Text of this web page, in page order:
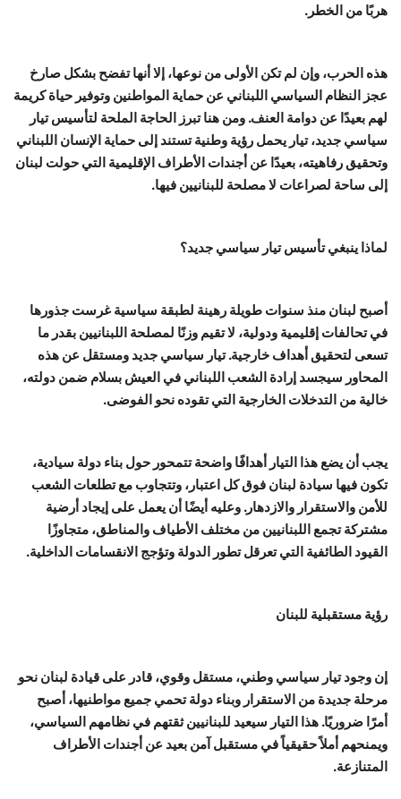
هربًا من الخطر.
هذه الحرب، وإن لم تكن الأولى من نوعها، إلا أنها تفضح بشكل صارخ
عجز النظام السياسي اللبناني عن حماية المواطنين وتوفير حياة كريمة
لهم بعيدًا عن دوامة العنف. ومن هنا تبرز الحاجة الملحة لتأسيس تيار
سياسي جديد، تيار يحمل رؤية وطنية تستند إلى حماية الإنسان اللبناني
وتحقيق رفاهيته، بعيدًا عن أجندات الأطراف الإقليمية التي حولت لبنان
إلى ساحة لصراعات لا مصلحة للبنانيين فيها.
لماذا ينبغي تأسيس تيار سياسي جديد؟
أصبح لبنان منذ سنوات طويلة رهينة لطبقة سياسية غرست جذورها
في تحالفات إقليمية ودولية، لا تقيم وزنًا لمصلحة اللبنانيين بقدر ما
تسعى لتحقيق أهداف خارجية. تيار سياسي جديد ومستقل عن هذه
المحاور سيجسد إرادة الشعب اللبناني في العيش بسلام ضمن دولته،
خالية من التدخلات الخارجية التي تقوده نحو الفوضى.
يجب أن يضع هذا التيار أهدافًا واضحة تتمحور حول بناء دولة سيادية،
تكون فيها سيادة لبنان فوق كل اعتبار، وتتجاوب مع تطلعات الشعب
للأمن والاستقرار والازدهار. وعليه أيضًا أن يعمل على إيجاد أرضية
مشتركة تجمع اللبنانيين من مختلف الأطياف والمناطق، متجاوزًا
القيود الطائفية التي تعرقل تطور الدولة وتؤجج الانقسامات الداخلية.
رؤية مستقبلية للبنان
إن وجود تيار سياسي وطني، مستقل وقوي، قادر على قيادة لبنان نحو
مرحلة جديدة من الاستقرار وبناء دولة تحمي جميع مواطنيها، أصبح
أمرًا ضروريًا. هذا التيار سيعيد للبنانيين ثقتهم في نظامهم السياسي،
ويمنحهم أملاً حقيقياً في مستقبل آمن بعيد عن أجندات الأطراف
المتنازعة.